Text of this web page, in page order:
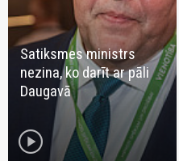
Satiksmes ministrs
nezina, ko darīt ar pāli
Daugavā
play_circle